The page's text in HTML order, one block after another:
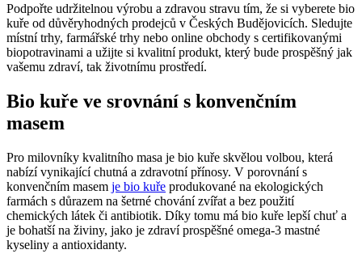
Podpořte udržitelnou výrobu⁢ a zdravou stravu tím, že si⁣ vyberete bio
kuře od důvěryhodných prodejců ⁤v Českých Budějovicích. Sledujte
místní trhy, farmářské trhy nebo online obchody s certifikovanými
biopotravinami a užijte si kvalitní produkt, který⁢ bude prospěšný jak
vašemu⁣ zdraví, tak životnímu prostředí.
Bio kuře ve srovnání ⁢s konvenčním
masem
Pro milovníky kvalitního masa je ‌bio kuře skvělou volbou, která
nabízí vynikající chutná a zdravotní přínosy. V‌ porovnání s
konvenčním⁤ masem je bio kuře produkované na ekologických
farmách s důrazem na⁢ šetrné chování zvířat a bez použití
chemických látek či antibiotik. Díky tomu má⁢ bio kuře ⁢lepší chuť a
je bohatší na⁤ živiny, ⁤jako je zdraví prospěšné omega-3 mastné​
kyseliny a antioxidanty.